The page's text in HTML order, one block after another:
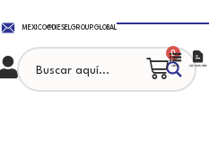
MEXICO@DIESELGROUP.GLOBAL
0